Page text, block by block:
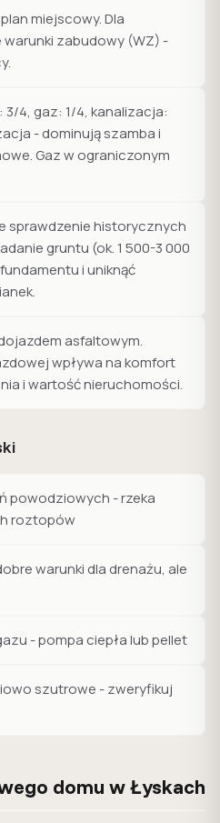
miejscowy. Dla
zabudowy (WZ) -
3/4, gaz: 1/4, kanalizacja:
- dominują szamba i
Gaz w ograniczonym
sprawdzenie historycznych
gruntu (ok. 1 500-3 000
i uniknąć
asfaltowym.
wpływa na komfort
i wartość nieruchomości.
powodziowych - rzeka
roztopów
warunki dla drenażu, ale
- pompa ciepła lub pellet
szutrowe - zweryfikuj
domu w Łyskach